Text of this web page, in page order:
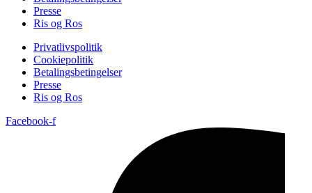
Presse
Ris og Ros
Privatlivspolitik
Cookiepolitik
Betalingsbetingelser
Presse
Ris og Ros
Facebook-f